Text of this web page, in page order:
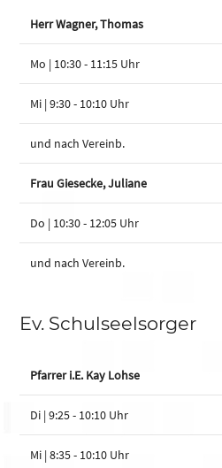
Herr Wagner, Thomas
Mo | 10:30 - 11:15 Uhr
Mi | 9:30 - 10:10 Uhr
und nach Vereinb.
Frau Giesecke, Juliane
Do | 10:30 - 12:05 Uhr
und nach Vereinb.
Ev. Schulseelsorger
Pfarrer i.E. Kay Lohse
Di | 9:25 - 10:10 Uhr
Mi | 8:35 - 10:10 Uhr